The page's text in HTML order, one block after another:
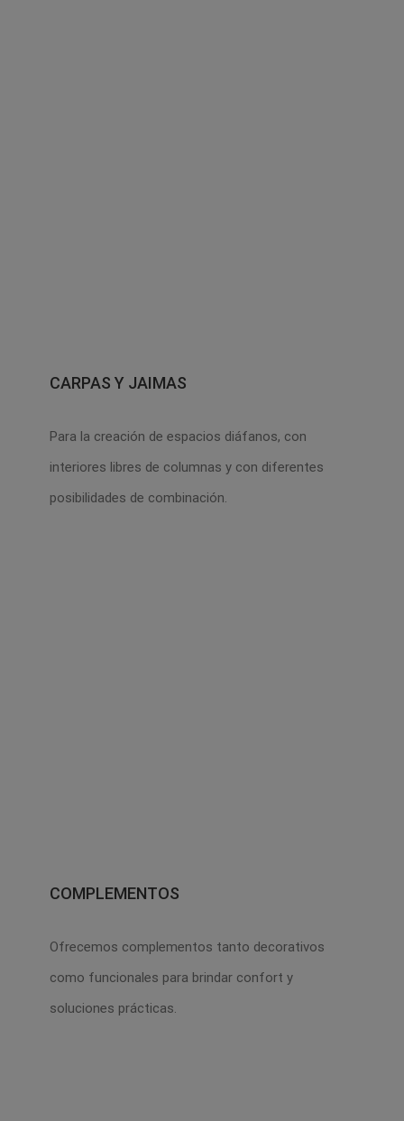
CARPAS Y JAIMAS
Para la creación de espacios diáfanos, con
interiores libres de columnas y con diferentes
posibilidades de combinación.
COMPLEMENTOS
Ofrecemos complementos tanto decorativos
como funcionales para brindar confort y
soluciones prácticas.